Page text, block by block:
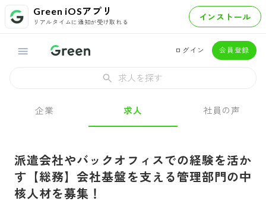
Green iOSアプリ
リアルタイムに通知が受け取れる インストール
ログイン 会員登録
求人を探す
企業 求人 社員の声
派遣会社やバックオフィスでの経験を活か
す【総務】会社基盤を支える管理部門の中
核人材を募集！